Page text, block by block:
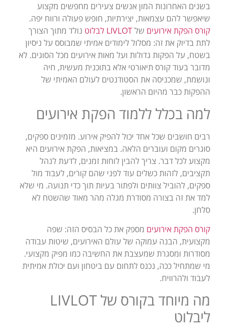
בשנים האחרונות המון אנשים צעירים מחפשים מקצוע
שיאפשר להם עצמאות, יצירתיות, חופש פעולה ורווח יפה.
קורס הפקת אירועים שלLIVLOT לבלוט
נולד מתוך הצורך
לתת בדיוק את זה: מסלול לימודים אמיתי שמבוסס על ניסיון
בשטח, על הפקות גדולות ועל מאות אירועים מכל הסוגים. לא
מדובר בעוד קורס תיאורטי אלא בתוכנית מעשית, חיה
ונושמת, שמכניסה את הסטודנטים לעולם האמיתי של
ההפקות כבר מהיום הראשון.
למה בכלל ללמוד הפקת אירועים
רבים חושבים שכל אחד יכול להפיק אירוע. מזמינים ספקים,
סוגרים מקום ועוברים הלאה. במציאות, הפקת אירועים היא
מקצוע לכל דבר. צריך להבין לוחות זמנים, לדעת לנהל
תקציבים, לזהות כשלים עוד לפני שהם קורים, לעבוד מול
ספקים, להוביל צוותים ולפתור בעיות תוך כדי תנועה. מי שלא
למד את זה בצורה מסודרת מגלה מהר מאוד שהשטח לא
סלחן.
קורס הפקת אירועים מספק את כל הבסיס הזה: שפה
מקצועית, הבנה עמוקה של עולם האירועים, שיטות עבודה
מסודרות ומסגרת שמעצבת את החשיבה כמו מפיק מקצועי.
מי שמתחיל ככה, נכנס לתחום עם ביטחון ועם יכולת אמיתית
לעבוד ולהרוויח.
מה מיוחד בקורס של LIVLOT
ליבלוט